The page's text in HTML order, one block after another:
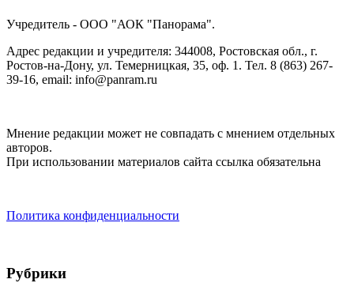
Учредитель - ООО "АОК "Панорама".
Адрес редакции и учредителя: 344008, Ростовская обл., г.
Ростов-на-Дону, ул. Темерницкая, 35, оф. 1. Тел. 8 (863) 267-
39-16, email: info@panram.ru
Мнение редакции может не совпадать с мнением отдельных
авторов.
При использовании материалов сайта ссылка обязательна
Политика конфиденциальности
Рубрики